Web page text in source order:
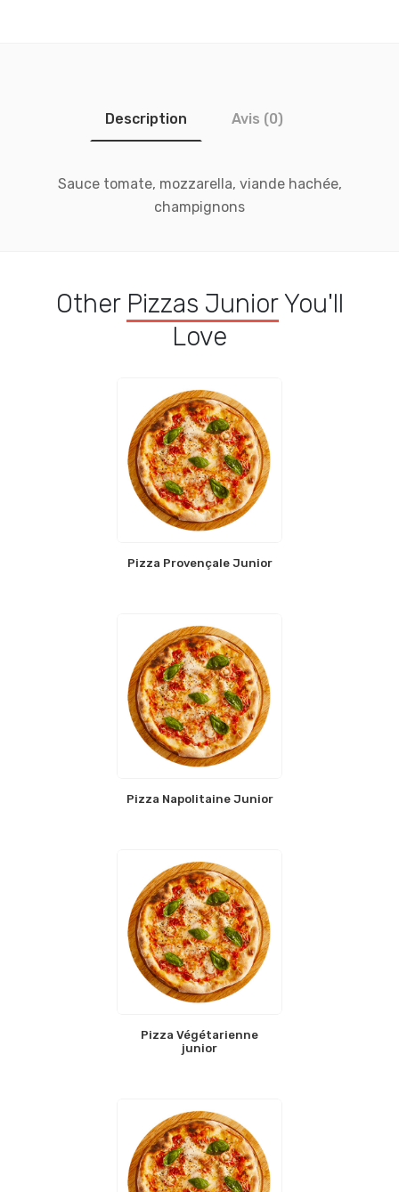
Description Avis (0)
Sauce tomate, mozzarella, viande hachée,
champignons
Other Pizzas JuniorYou'll
Love
Pizza Provençale Junior
Pizza Napolitaine Junior
Pizza Végétarienne
junior